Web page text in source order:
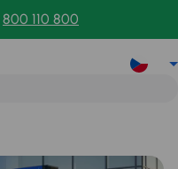
800 110 800